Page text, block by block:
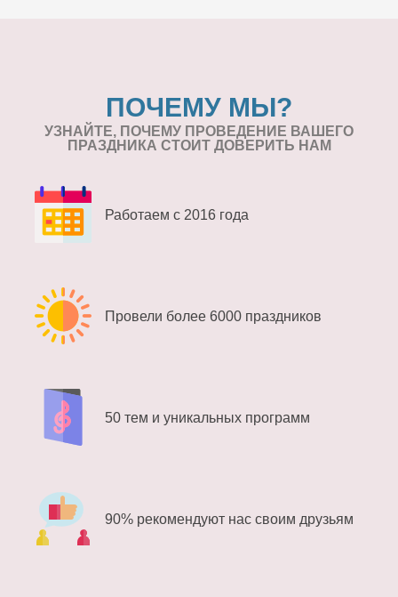
ПОЧЕМУ МЫ?
УЗНАЙТЕ, ПОЧЕМУ ПРОВЕДЕНИЕ ВАШЕГО
ПРАЗДНИКА СТОИТ ДОВЕРИТЬ НАМ
Работаем с 2016 года
Провели более 6000 праздников
50 тем и уникальных программ
90% рекомендуют нас своим друзьям